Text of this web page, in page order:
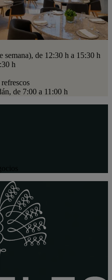
semana), de 12:30 h a 15:30 h
h
de 7:00 a 11:00 h